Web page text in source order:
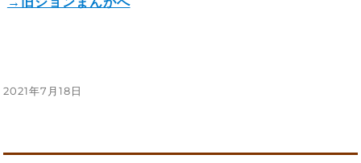
投
2021年7月18日